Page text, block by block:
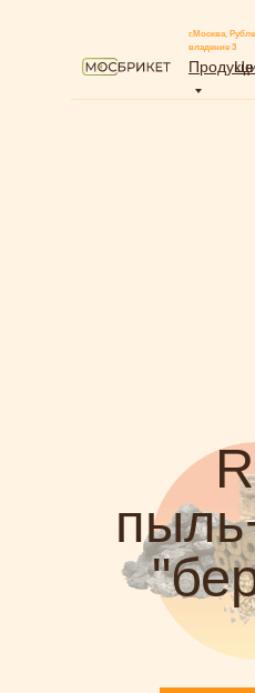
г.Москва,
владение 3